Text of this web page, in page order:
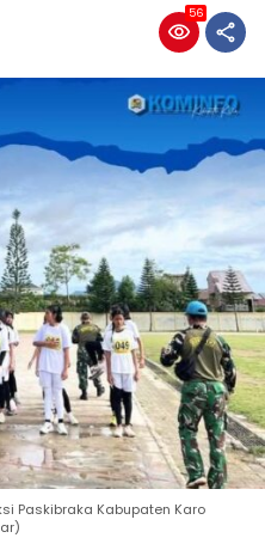
56
Paskibraka Kabupaten Karo